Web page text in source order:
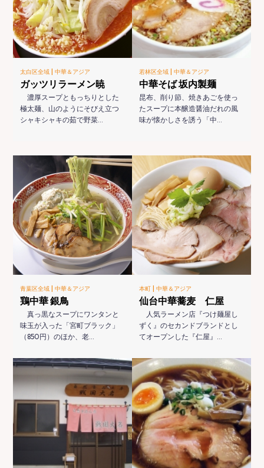
太白区全域 |中華＆アジア
ガッツリラーメン暁
濃厚スープともっちりとした
極太麺、山のようにそびえ立つ
シャキシャキの茹で野菜…
若林区全域 | 中華＆アジア
中華そば 坂内製麺
昆布、削り節、焼きあごを使っ
たスープに本醸造醤油だれの風
味が懐かしさを誘う「中…
青葉区全域 |中華＆アジア
鶏中華 銀鳥
真っ黒なスープにワンタンと
味玉が入った「宮町ブラック」
（850円）のほか、老…
本町 | 中華＆アジア
仙台中華蕎麦 仁屋
人気ラーメン店『つけ麺屋し
ずく』のセカンドブランドとし
てオープンした『仁屋』…